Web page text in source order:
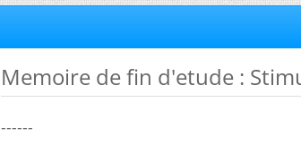
Memoire de fin d'etude :
------